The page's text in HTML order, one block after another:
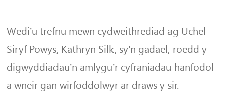
Wedi’u trefnu mewn cydweithrediad ag Uchel
Siryf Powys, Kathryn Silk, sy’n gadael, roedd y
digwyddiadau’n amlygu’r cyfraniadau hanfodol
a wneir gan wirfoddolwyr ar draws y sir.